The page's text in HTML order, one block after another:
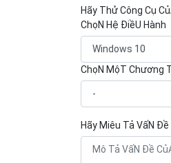
Hãy Thử Công Cụ
ChọN Hệ ĐiềU Hành
ChọN MộT Chương
Hãy Miêu Tả VấN Đề